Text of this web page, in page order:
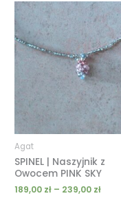
Agat
SPINEL | Naszyjnik z
Owocem PINK SKY
189,00 zł – 239,00 zł
cen:
od
do